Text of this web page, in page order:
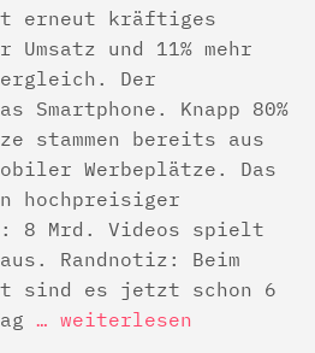
erneut kräftiges
Umsatz und 11% mehr
Der
Smartphone. Knapp 80%
stammen bereits aus
Werbeplätze. Das
hochpreisiger
8 Mrd. Videos spielt
Randnotiz: Beim
sind es jetzt schon 6
… weiterlesen